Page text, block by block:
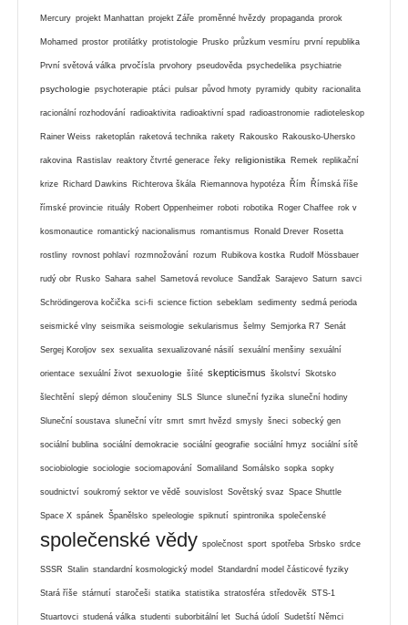
Mercury projekt Manhattan projekt Záře proměnné hvězdy propaganda prorok
Mohamed prostor protilátky protistologie Prusko průzkum vesmíru první republika
První světová válka prvočísla prvohory pseudověda psychedelika psychiatrie
psychologie psychoterapie ptáci pulsar původ hmoty pyramidy qubity racionalita
racionální rozhodování radioaktivita radioaktivní spad radioastronomie radioteleskop
Rainer Weiss raketoplán raketová technika rakety Rakousko Rakousko-Uhersko
rakovina Rastislav reaktory čtvrté generace řeky religionistika Remek replikační
krize Richard Dawkins Richterova škála Riemannova hypotéza Řím Římská říše
římské provincie rituály Robert Oppenheimer roboti robotika Roger Chaffee rok v
kosmonautice romantický nacionalismus romantismus Ronald Drever Rosetta
rostliny rovnost pohlaví rozmnožování rozum Rubikova kostka Rudolf Mössbauer
rudý obr Rusko Sahara sahel Sametová revoluce Sandžak Sarajevo Saturn savci
Schrödingerova kočička sci-fi science fiction sebeklam sedimenty sedmá perioda
seismické vlny seismika seismologie sekularismus šelmy Semjorka R7 Senát
Sergej Koroljov sex sexualita sexualizované násilí sexuální menšiny sexuální
orientace sexuální život sexuologie šíité skepticismus školství Skotsko
šlechtění slepý démon sloučeniny SLS Slunce sluneční fyzika sluneční hodiny
Sluneční soustava sluneční vítr smrt smrt hvězd smysly šneci sobecký gen
sociální bublina sociální demokracie sociální geografie sociální hmyz sociální sítě
sociobiologie sociologie sociomapování Somaliland Somálsko sopka sopky
soudnictví soukromý sektor ve vědě souvislost Sovětský svaz Space Shuttle
Space X spánek Španělsko speleologie spiknutí spintronika společenské
společenské vědy společnost sport spotřeba Srbsko srdce
SSSR Stalin standardní kosmologický model Standardní model částicové fyziky
Stará říše stárnutí staročeši statika statistika stratosféra středověk STS-1
Stuartovci studená válka studenti suborbitální let Suchá údolí Sudetští Němci